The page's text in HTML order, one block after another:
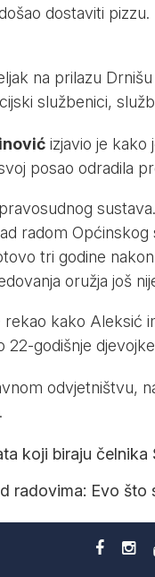
dostaviti
na prilazu
službenici,
izjavio je kako
posao odradila
radom Općinskog
tri godine
oružja još
rekao kako Aleksić
godišnje
odvjetništvu,
koji biraju čelnika
radovima: Evo